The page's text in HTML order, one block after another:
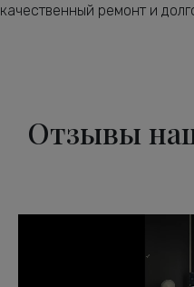
качественный ремонт и
Отзывы